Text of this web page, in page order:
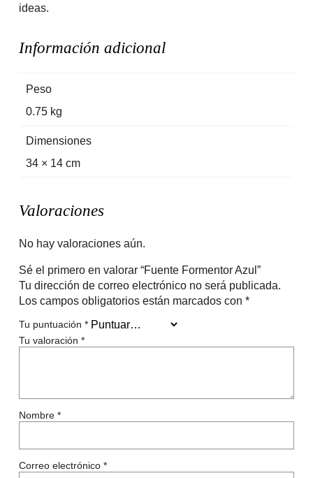
ideas.
Información adicional
Peso
0.75 kg
Dimensiones
34 × 14 cm
Valoraciones
No hay valoraciones aún.
Sé el primero en valorar “Fuente Formentor Azul”
Tu dirección de correo electrónico no será publicada.
Los campos obligatorios están marcados con *
Tu puntuación *
Tu valoración *
Nombre *
Correo electrónico *